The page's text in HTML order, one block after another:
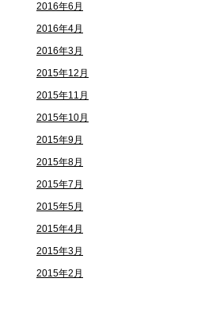
2016年6月
2016年4月
2016年3月
2015年12月
2015年11月
2015年10月
2015年9月
2015年8月
2015年7月
2015年5月
2015年4月
2015年3月
2015年2月